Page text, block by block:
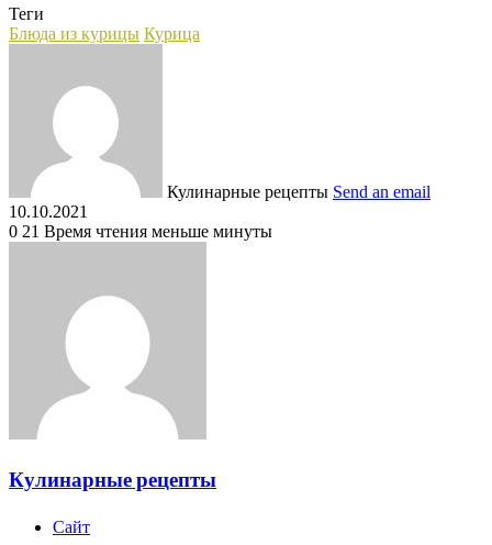
Теги
Блюда из курицы Курица
Кулинарные рецепты Send an email
10.10.2021
0 21 Время чтения меньше минуты
Кулинарные рецепты
Сайт